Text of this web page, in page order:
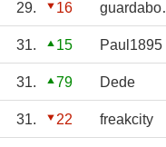
29. 16
31. 15 Paul1895
31. 79 Dede
31. 22 freakcity